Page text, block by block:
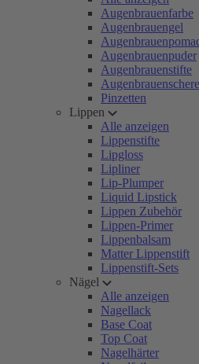
Augenbrauenfarbe
Augenbrauengel
Augenbrauenpuder
Augenbrauenstifte
Pinzetten
Lippen
Alle anzeigen
Lippenstifte
Lipgloss
Lipliner
Lip-Plumper
Liquid Lipstick
Lippen Zubehör
Lippen-Primer
Lippenbalsam
Matter Lippenstift
Lippenstift-Sets
Nägel
Alle anzeigen
Nagellack
Base Coat
Top Coat
Nagelhärter